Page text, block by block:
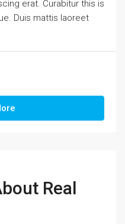
erat. Curabitur this is
Duis mattis laoreet
Real